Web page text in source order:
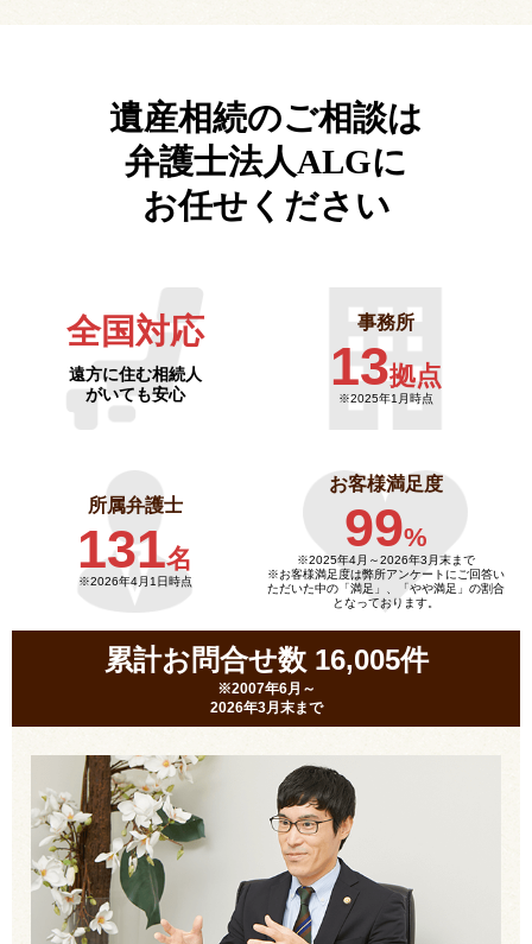
遺産相続のご相談は
弁護士法人ALGに
お任せください
全国対応
遠方に住む相続人
がいても安心
事務所
13拠点
※2025年1月時点
所属弁護士
131名
※2026年4月1日時点
お客様満足度
99%
※2025年4月～2026年3月末まで
※お客様満足度は弊所アンケートにご回答い
ただいた中の「満足」、「やや満足」の割合
となっております。
累計お問合せ数 16,005件
※2007年6月～
2026年3月末まで